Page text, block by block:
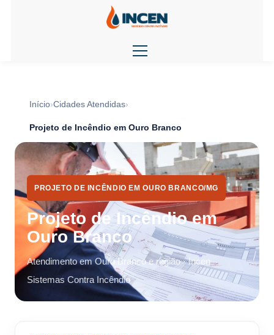
Início Cidades Atendidas
Projeto de Incêndio em Ouro Branco
PROJETO DE INCÊNDIO EM OURO BRANCO/MG
Projeto de Incêndio em
Ouro Branco
Atendimento em Ouro Branco e região · Incen
Sistemas Contra Incêndio